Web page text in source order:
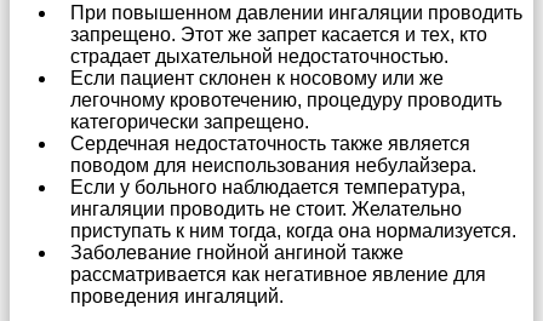
При повышенном давлении ингаляции проводить
запрещено. Этот же запрет касается и тех, кто
страдает дыхательной недостаточностью.
Если пациент склонен к носовому или же
легочному кровотечению, процедуру проводить
категорически запрещено.
Сердечная недостаточность также является
поводом для неиспользования небулайзера.
Если у больного наблюдается температура,
ингаляции проводить не стоит. Желательно
приступать к ним тогда, когда она нормализуется.
Заболевание гнойной ангиной также
рассматривается как негативное явление для
проведения ингаляций.